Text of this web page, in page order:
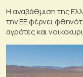
Η αναβάθμιση της
την ΕΕ φέρνει
αγρότες και